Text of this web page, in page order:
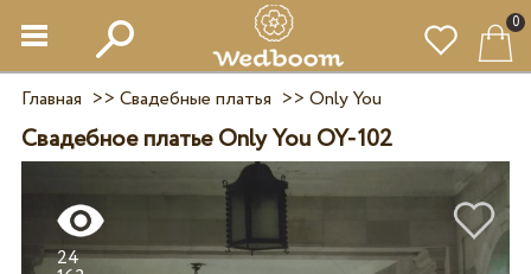
0
Главная >> Свадебные платья >> Only You
Свадебное платье Only You OY-102
24